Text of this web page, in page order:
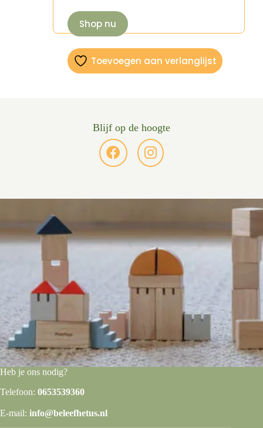
Shop nu
Toevoegen aan verlanglijst
Blijf op de hoogte
Heb je ons nodig?
Telefoon: 0653539360
E-mail: info@beleefhetus.nl